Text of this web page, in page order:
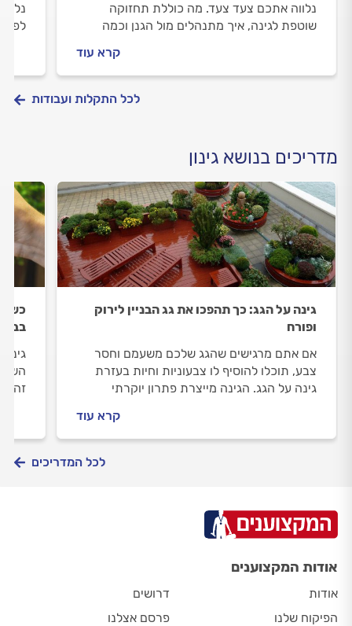
נלווה אתכם צעד צעד. מה כוללת תחזוקה
שוטפת לגינה, איך מתנהלים מול הגנן וכמה
קרא עוד
לכל התקלות ועבודות
מדריכים בנושא גינון
גינה על הגג: כך תהפכו את גג הבניין לירוק
ופורח
אם אתם מרגישים שהגג שלכם משעמם וחסר
צבע, תוכלו להוסיף לו צבעוניות וחיות בעזרת
גינה על הגג. הגינה מייצרת פתרון יוקרתי
אותו. המיקום של הגינה משונה אך, עם תכנון
נכון ובחירות נכונות תוכלו לטפח בגג את גינת
קרא עוד
זה,
לכל המדריכים
אודות המקצוענים
אודות
הפיקוח שלנו
דרושים
פרסם אצלנו